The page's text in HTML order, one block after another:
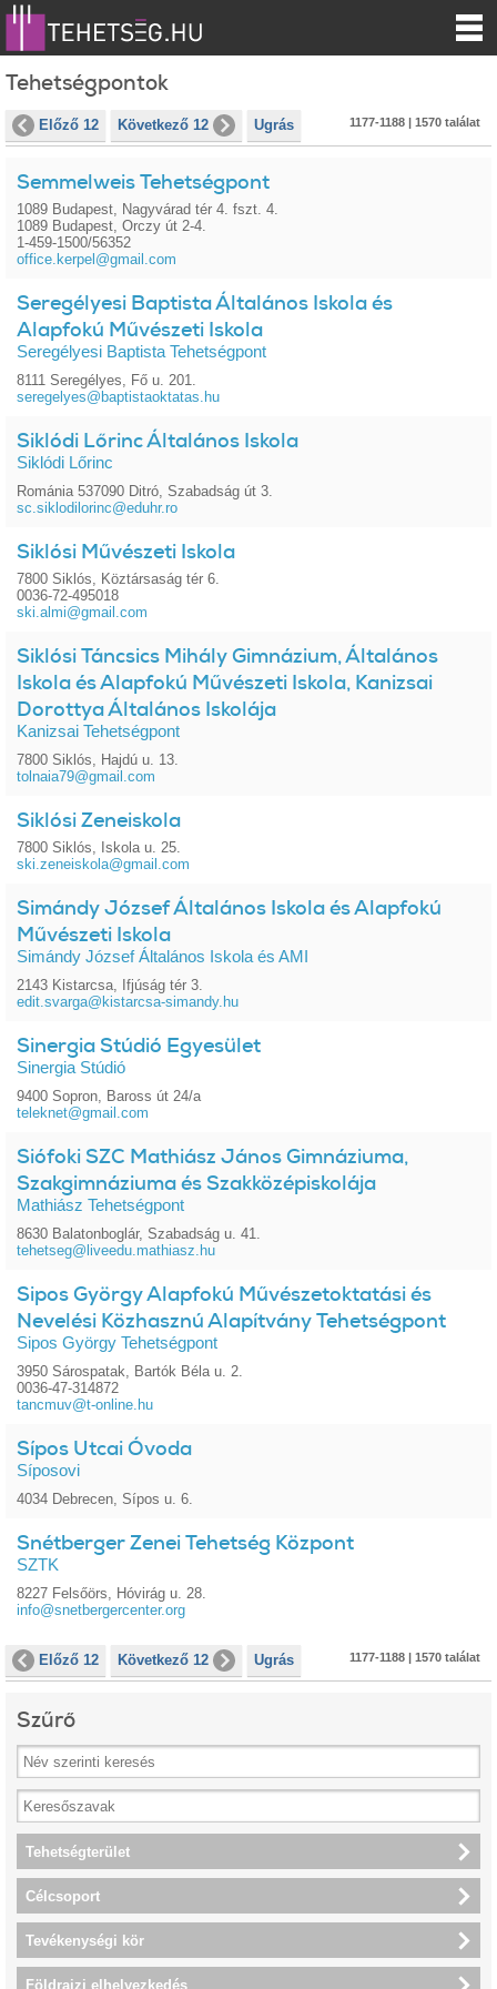
Tehetségpontok
Előző 12 Következő 12 Ugrás 1177-1188 | 1570 találat
Semmelweis Tehetségpont
1089 Budapest, Nagyvárad tér 4. fszt. 4.
1089 Budapest, Orczy út 2-4.
1-459-1500/56352
office.kerpel@gmail.com
Seregélyesi Baptista Általános Iskola és
Alapfokú Művészeti Iskola
Seregélyesi Baptista Tehetségpont
8111 Seregélyes, Fő u. 201.
seregelyes@baptistaoktatas.hu
Siklódi Lőrinc Általános Iskola
Siklódi Lőrinc
Románia 537090 Ditró, Szabadság út 3.
sc.siklodilorinc@eduhr.ro
Siklósi Művészeti Iskola
7800 Siklós, Köztársaság tér 6.
0036-72-495018
ski.almi@gmail.com
Siklósi Táncsics Mihály Gimnázium, Általános
Iskola és Alapfokú Művészeti Iskola, Kanizsai
Dorottya Általános Iskolája
Kanizsai Tehetségpont
7800 Siklós, Hajdú u. 13.
tolnaia79@gmail.com
Siklósi Zeneiskola
7800 Siklós, Iskola u. 25.
ski.zeneiskola@gmail.com
Simándy József Általános Iskola és Alapfokú
Művészeti Iskola
Simándy József Általános Iskola és AMI
2143 Kistarcsa, Ifjúság tér 3.
edit.svarga@kistarcsa-simandy.hu
Sinergia Stúdió Egyesület
Sinergia Stúdió
9400 Sopron, Baross út 24/a
teleknet@gmail.com
Siófoki SZC Mathiász János Gimnáziuma,
Szakgimnáziuma és Szakközépiskolája
Mathiász Tehetségpont
8630 Balatonboglár, Szabadság u. 41.
tehetseg@liveedu.mathiasz.hu
Sipos György Alapfokú Művészetoktatási és
Nevelési Közhasznú Alapítvány Tehetségpont
Sipos György Tehetségpont
3950 Sárospatak, Bartók Béla u. 2.
0036-47-314872
tancmuv@t-online.hu
Sípos Utcai Óvoda
Síposovi
4034 Debrecen, Sípos u. 6.
Snétberger Zenei Tehetség Központ
SZTK
8227 Felsőörs, Hóvirág u. 28.
info@snetbergercenter.org
Előző 12 Következő 12 Ugrás 1177-1188 | 1570 találat
Szűrő
Tehetségterület
Célcsoport
Tevékenységi kör
Földrajzi elhelyezkedés